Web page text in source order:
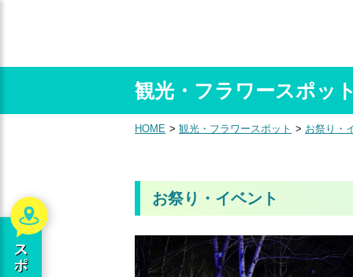
観光・フラワースポット
HOME 観光・フラワースポット お祭り・
お祭り・イベント